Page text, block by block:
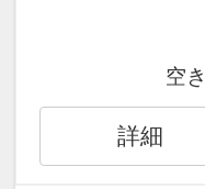
■館内設備｜
24時間利用可
加湿機能付き
BOX完備
無料Wi-Fi（全
金沢の伝統工
禅」。
その美しさを
空
詳細